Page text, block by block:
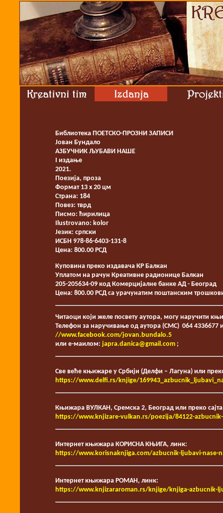
Библиотека ПОЕТСКО-ПРОЗНИ ЗАПИСИ
Јован Бундало
АЗБУЧНИК ЉУБАВИ НАШЕ
I издање
2021.
Поезија, проза
Формат 13 x 20 цм
Страна: 184
Повез: тврд
Писмо: ћирилица
Ilustrovano: kolor
Језик: српски
ИСБН 978-86-6403-131-8
Цена: 800.00 РСД
Куповина преко издавача КР Балкан
Уплатом на рачун Креативне радионице Балкан
205-205634-09 код Комерцијалне банке АД - Београд
Цена: 800.00 РСД са урачунатим поштанским
Читаоци који желе посвету аутора, могу наручити
Телефон за наручивање од аутора (СМС) 064 4336677
//www.facebook.com/jovan.bundalo.5
или е-маилом: japra.danica@gmail.com ;
Све веће књижаре у Србији (Делфи – Лагуна) или
https://www.delfi.rs/knjige/
Књижара ВУЛКАН, Сремска 2, Београд или преко
https://www.knjizare-vulkan.rs/poezija/84122-
Интернет књижара КОРИСНА КЊИГА, линк:
https://www.korisnaknjiga.com/azbucnik-ljubavi-nase-
Интернет књижара РОМАН, линк:
https://www.knjizararoman.rs/knjige/knjiga-azbucnik-